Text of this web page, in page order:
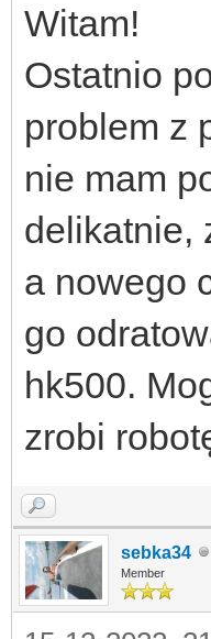
Witam!
Ostatnio
problem z
nie mam
delikatnie,
a nowego
go
hk500.
zrobi
sebka34
Member